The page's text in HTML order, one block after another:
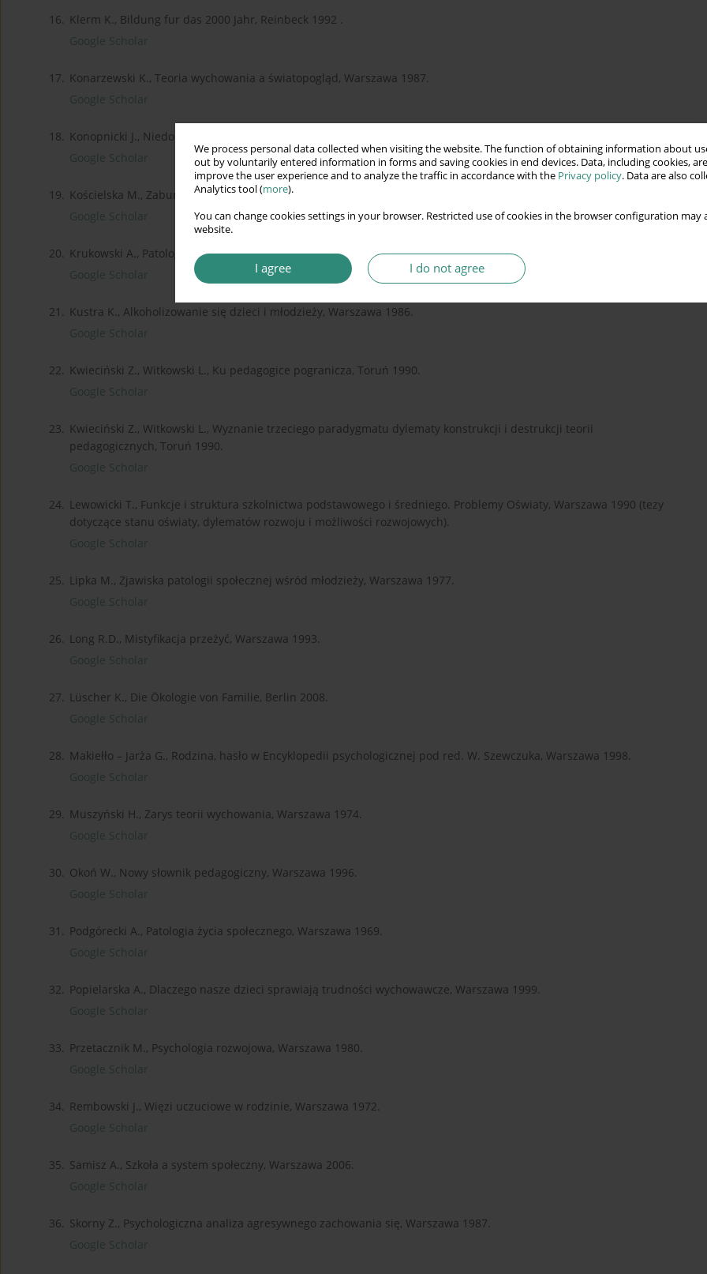
We process personal data collected when visiting the website. The function of obtaining information about
out by voluntarily entered information in forms and saving cookies in end devices. Data, including cookies,
improve the user experience and to analyze the traffic in accordance with the Privacy policy. Data are also
Analytics tool (more).
You can change cookies settings in your browser. Restricted use of cookies in the browser configuration
website.
I agree I do not agree
16. Klerm K., Bildung fur das 2000 Jahr, Reinbeck 1992 .
Google Scholar
17. Konarzewski K., Teoria wychowania a światopogląd, Warszawa 1987.
Google Scholar
18. Konopnicki J., Niedostosowanie społeczne, Warszawa 1971.
Google Scholar
19. Kościelska M., Zaburzenia dzieci nerwicowych i ich związek z niepowodzeniem szkolnym, Warszawa 2009.
Google Scholar
20. Krukowski A., Patologia społeczna a przestępczość. Studia Kryminologiczne i Penitencjarne, Warszawa 2009, t. 2.
Google Scholar
21. Kustra K., Alkoholizowanie się dzieci i młodzieży, Warszawa 1986.
Google Scholar
22. Kwieciński Z., Witkowski L., Ku pedagogice pogranicza, Toruń 1990.
Google Scholar
23. Kwieciński Z., Witkowski L., Wyznanie trzeciego paradygmatu dylematy konstrukcji i destrukcji teorii
pedagogicznych, Toruń 1990.
Google Scholar
24. Lewowicki T., Funkcje i struktura szkolnictwa podstawowego i średniego. Problemy Oświaty, Warszawa 1990 (tezy
dotyczące stanu oświaty, dylematów rozwoju i możliwości rozwojowych).
Google Scholar
25. Lipka M., Zjawiska patologii społecznej wśród młodzieży, Warszawa 1977.
Google Scholar
26. Long R.D., Mistyfikacja przeżyć, Warszawa 1993.
Google Scholar
27. Lüscher K., Die Ökologie von Familie, Berlin 2008.
Google Scholar
28. Makiełło – Jarża G., Rodzina, hasło w Encyklopedii psychologicznej pod red. W. Szewczuka, Warszawa 1998.
Google Scholar
29. Muszyński H., Zarys teorii wychowania, Warszawa 1974.
Google Scholar
30. Okoń W., Nowy słownik pedagogiczny, Warszawa 1996.
Google Scholar
31. Podgórecki A., Patologia życia społecznego, Warszawa 1969.
Google Scholar
32. Popielarska A., Dlaczego nasze dzieci sprawiają trudności wychowawcze, Warszawa 1999.
Google Scholar
33. Przetacznik M., Psychologia rozwojowa, Warszawa 1980.
Google Scholar
34. Rembowski J., Więzi uczuciowe w rodzinie, Warszawa 1972.
Google Scholar
35. Samisz A., Szkoła a system społeczny, Warszawa 2006.
Google Scholar
36. Skorny Z., Psychologiczna analiza agresywnego zachowania się, Warszawa 1987.
Google Scholar